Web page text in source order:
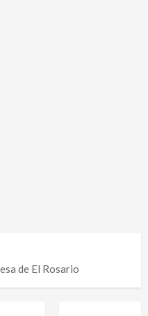
de El Rosario